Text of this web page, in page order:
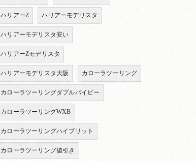
ハリアーZ ハリアーモデリスタ
ハリアーモデリスタ安い
ハリアーZモデリスタ
ハリアーモデリスタ大阪 カローラツーリング
カローラツーリングダブルバイビー
カローラツーリングWXB
カローラツーリングハイブリット
カローラツーリング値引き